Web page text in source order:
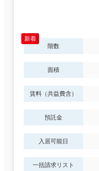
階数
面積
賃料（共益費含）
預託金
入居可能日
一括請求リスト